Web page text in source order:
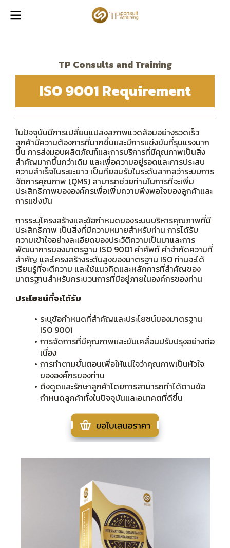
TP Consults and Training
ISO 9001 Requirement
ในปัจจุบันมีการเปลี่ยนแปลงสภาพแวดล้อมอย่างรวดเร็ว
ลูกค้ามีความต้องการที่มากขึ้นและมีการแข่งขันที่รุนแรงมาก
ขึ้น การส่งมอบผลิตภัณฑ์และการบริการที่มีคุณภาพเป็นสิ่ง
สำคัญมากขึ้นกว่าเดิม และเพื่อความอยู่รอดและการประสบ
ความสำเร็จในระยะยาว เป็นที่ยอมรับในระดับสากลว่าระบบการ
จัดการคุณภาพ (QMS) สามารถช่วยท่านในการที่จะเพิ่ม
ประสิทธิภาพขององค์กรเพื่อเพิ่มความพึงพอใจของลูกค้าและ
การแข่งขัน
การระบุโครงสร้างและข้อกำหนดของระบบบริหารคุณภาพที่มี
ประสิทธิภาพ เป็นสิ่งที่มีความหมายสำหรับท่าน การได้รับ
ความเข้าใจอย่างละเอียดของประวัติความเป็นมาและการ
พัฒนาการของมาตรฐาน ISO 9001 คำศัพท์ คำจำกัดความที่
สำคัญ และโครงสร้างระดับสูงของมาตรฐาน ISO ท่านจะได้
เรียนรู้ที่จะตีความ และใช้แนวคิดและหลักการที่สำคัญของ
มาตรฐานสำหรับกระบวนการที่มีอยู่ภายในองค์กรของท่าน
ประโยชน์ที่จะได้รับ
ระบุข้อกำหนดที่สำคัญและประโยชน์ของมาตรฐาน
ISO 9001
การจัดการที่มีคุณภาพและขับเคลื่อนปรับปรุงอย่างต่อ
เนื่อง
การทำตามขั้นตอนเพื่อให้แน่ใจว่าคุณภาพเป็นหัวใจ
ขององค์กรของท่าน
ดึงดูดและรักษาลูกค้าโดยการสามารถทำได้ตามข้อ
กำหนดลูกค้าทั้งในปัจจุบันและอนาคตที่ดีขึ้น